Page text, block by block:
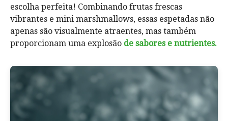
escolha perfeita! Combinando frutas frescas
vibrantes e mini marshmallows, essas espetadas não
apenas são visualmente atraentes, mas também
proporcionam uma explosão de sabores e nutrientes.